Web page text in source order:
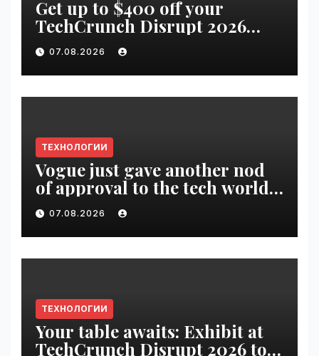
Get up to $400 off your
TechCrunch Disrupt 2026
pass until tomorrow |
VseTime.ru
07.08.2026
ТЕХНОЛОГИИ
Vogue just gave another nod
of approval to the tech world |
VseTime.ru
07.08.2026
ТЕХНОЛОГИИ
Your table awaits: Exhibit at
TechCrunch Disrupt 2026 to